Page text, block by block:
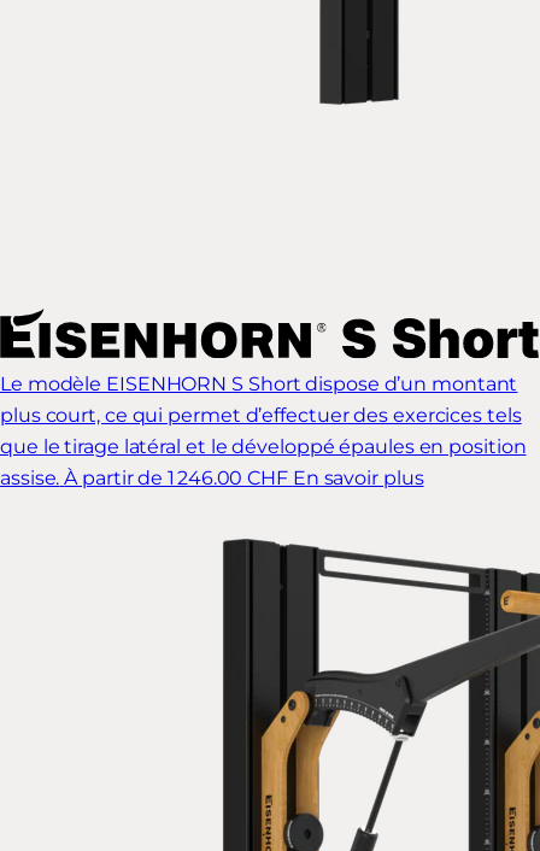
Le modèle EISENHORN S Short dispose d’un montant
plus court, ce qui permet d’effectuer des exercices tels
que le tirage latéral et le développé épaules en position
assise. À partir de 1 246.00 CHF En savoir plus